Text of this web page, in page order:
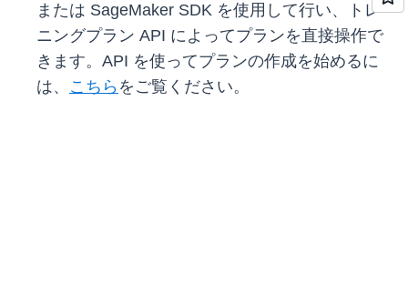
または SageMaker SDK を使用して行い、トレー
ニングプラン API によってプランを直接操作で
きます。API を使ってプランの作成を始めるに
は、 こちら をご覧ください。